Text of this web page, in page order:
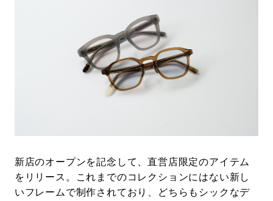
新店のオープンを記念して、直営店限定のアイテム
をリリース。これまでのコレクションにはない新し
いフレームで制作されており、どちらもシックなデ